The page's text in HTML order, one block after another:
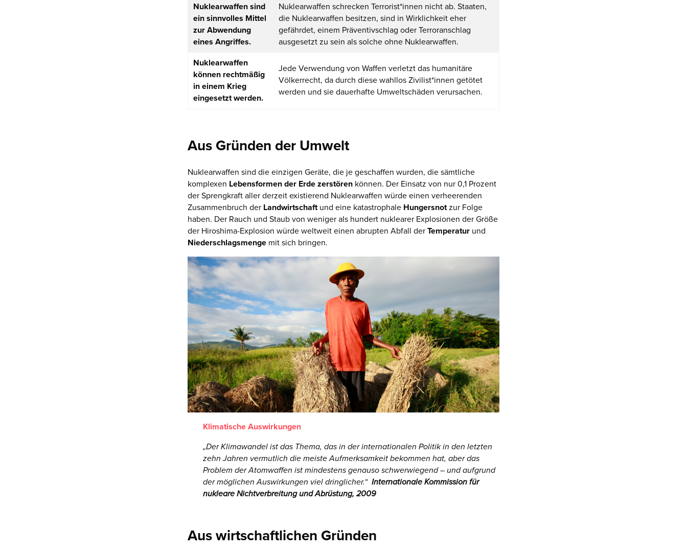
Nuklearwaffen sind
ein sinnvolles Mittel
zur Abwendung
eines Angriffes.
Nuklearwaffen schrecken Terrorist*innen nicht ab. Staaten,
die Nuklearwaffen besitzen, sind in Wirklichkeit eher
gefährdet, einem Präventivschlag oder Terroranschlag
ausgesetzt zu sein als solche ohne Nuklearwaffen.
Nuklearwaffen
können rechtmäßig
in einem Krieg
eingesetzt werden.
Jede Verwendung von Waffen verletzt das humanitäre
Völkerrecht, da durch diese wahllos Zivilist*innen getötet
werden und sie dauerhafte Umweltschäden verursachen.
Aus Gründen der Umwelt
Nuklearwaffen sind die einzigen Geräte, die je geschaffen wurden, die sämtliche
komplexen Lebensformen der Erde zerstören können. Der Einsatz von nur 0,1 Prozent
der Sprengkraft aller derzeit existierend Nuklearwaffen würde einen verheerenden
Zusammenbruch der Landwirtschaftund eine katastrophale Hungersnotzur Folge
haben. Der Rauch und Staub von weniger als hundert nuklearer Explosionen der Größe
der Hiroshima-Explosion würde weltweit einen abrupten Abfall derTemperatur und
Niederschlagsmenge mit sich bringen.
Klimatische Auswirkungen
„Der Klimawandel ist das Thema, das in der internationalen Politik in den letzten
zehn Jahren vermutlich die meiste Aufmerksamkeit bekommen hat, aber das
Problem der Atomwaffen ist mindestens genauso schwerwiegend – und aufgrund
der möglichen Auswirkungen viel dringlicher.“ Internationale Kommission für
nukleare Nichtverbreitung und Abrüstung, 2009
Aus wirtschaftlichen Gründen